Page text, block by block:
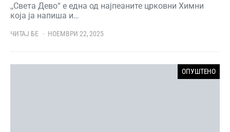
,,Света Дево“ е една од најпеаните црковни Химни
која ја напиша и…
ЧИТАЈ БЕ НОЕМВРИ 22, 2025
ОПУШТЕНО